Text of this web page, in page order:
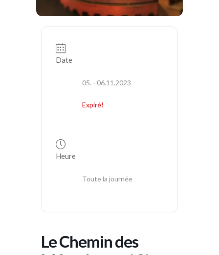
Date
05. - 06.11.2023
Expiré!
Heure
Toute la journée
Le Chemin des